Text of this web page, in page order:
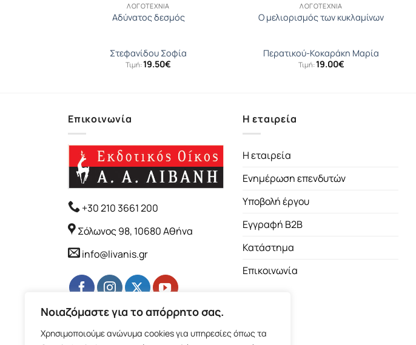
Νοιαζόμαστε για το απόρρητο σας.
Χρησιμοποιούμε ανώνυμα cookies για υπηρεσίες όπως τα
ΛΟΓΟΤΕΧΝΊΑ
Αδύνατος δεσμός
Στεφανίδου Σοφία
Τιμή:19.50€
ΛΟΓΟΤΕΧΝΊΑ
Ο μελιορισμός των κυκλαμίνων
Περατικού-Κοκαράκη Μαρία
Τιμή:19.00€
Επικοινωνία
+30 210 3661 200
Σόλωνος 98, 10680 Αθήνα
info@livanis.gr
Η εταιρεία
Η εταιρεία
Ενημέρωση επενδυτών
Υποβολή έργου
Εγγραφή B2B
Κατάστημα
Επικοινωνία